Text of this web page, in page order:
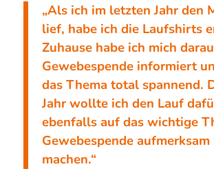
„Als ich im letzten Jahr den
lief, habe ich die Laufshirts
Zuhause habe ich mich
Gewebespende informiert
das Thema total spannend.
Jahr wollte ich den Lauf
ebenfalls auf das wichtige
Gewebespende aufmerksam
machen.“